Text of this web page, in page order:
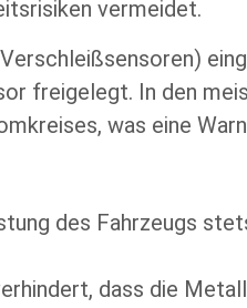
vermeidet.
freigelegt. In den
was eine
des Fahrzeugs
dass die